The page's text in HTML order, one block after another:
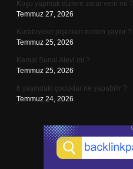
Koşu yapmak dizlere zarar verir mi ?
Temmuz 27, 2026
Kurabiyeler pişerken neden yayılır ?
Temmuz 25, 2026
Kemal Sunal Alevi mi ?
Temmuz 25, 2026
6 yaşındaki çocuklar ne yapabilir ?
Temmuz 24, 2026